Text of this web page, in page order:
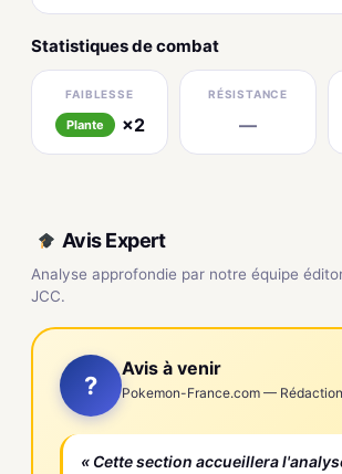
Statistiques de combat
FAIBLESSE
Plante ×2
RÉSISTANCE
—
Avis Expert
Analyse approfondie par notre équipe
JCC.
?
Avis à venir
Pokemon-France.com —
« Cette section accueillera